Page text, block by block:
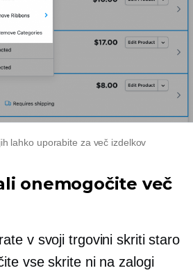
lahko uporabite za več izdelkov
onemogočite več
v svoji trgovini skriti staro
vse skrite ni na zalogi